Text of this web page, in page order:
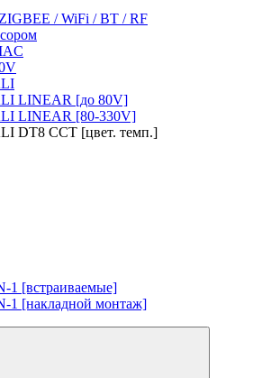
/ WiFi / BT / RF
LINEAR [до 80V]
LINEAR [80-330V]
DT8 CCT [цвет. темп.]
1 [встраиваемые]
1 [накладной монтаж]